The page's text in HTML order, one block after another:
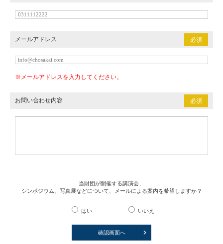
メールアドレス 必須
※メールアドレスを入力してください。
お問い合わせ内容 必須
当財団が開催する講演会、
シンポジウム、写真展などについて、メールによる案内を希望しますか？
はい いいえ